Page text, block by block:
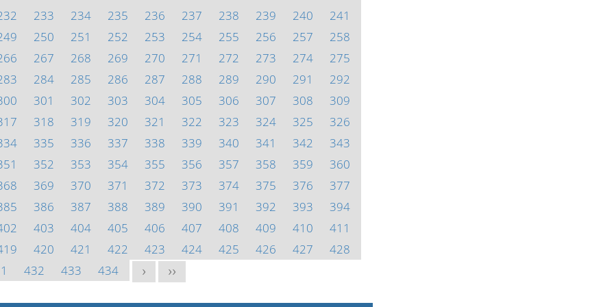
233 234 235 236 237 238 239 240
241
250 251 252 253 254 255 256 257
258
267 268 269 270 271 272 273 274
275
284 285 286 287 288 289 290 291
292
301 302 303 304 305 306 307 308
309
318 319 320 321 322 323 324 325
326
335 336 337 338 339 340 341 342
343
352 353 354 355 356 357 358 359
360
369 370 371 372 373 374 375 376
377
386 387 388 389 390 391 392 393
394
403 404 405 406 407 408 409 410
411
420 421 422 423 424 425 426 427
428
432 433 434 > >>